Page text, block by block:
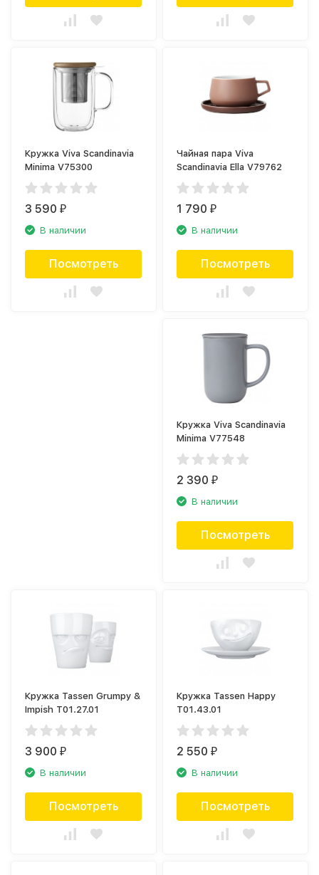
Кружка Viva Scandinavia
Minima V75300
3 590₽
В наличии
Посмотреть
Чайная пара Viva
Scandinavia Ella V79762
1 790₽
В наличии
Посмотреть
Кружка Viva Scandinavia
Minima V77548
2 390₽
В наличии
Посмотреть
Кружка Tassen Grumpy &
Impish T01.27.01
3 900₽
В наличии
Посмотреть
Кружка Tassen Happy
T01.43.01
2 550₽
В наличии
Посмотреть